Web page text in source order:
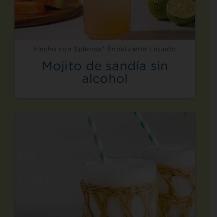
Hecho con Splenda® Endulzante Líquido
Mojito de sandía sin
alcohol